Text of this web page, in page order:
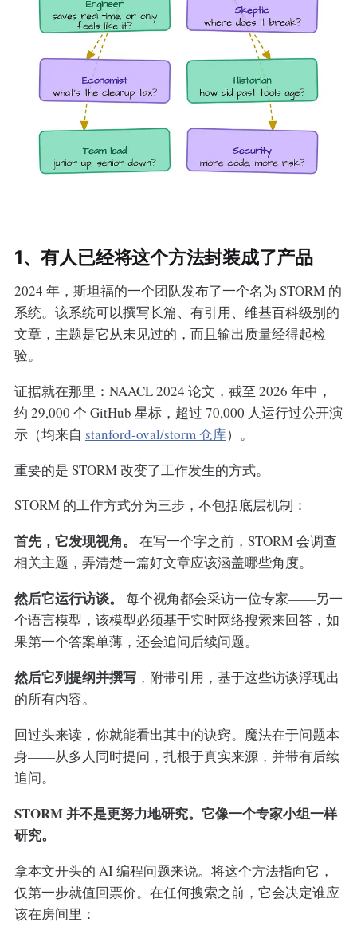
1、有人已经将这个方法封装成了产品
2024 年，斯坦福的一个团队发布了一个名为 STORM 的
系统。该系统可以撰写长篇、有引用、维基百科级别的
文章，主题是它从未见过的，而且输出质量经得起检
验。
证据就在那里：NAACL 2024 论文，截至 2026 年中，
约 29,000 个 GitHub 星标，超过 70,000 人运行过公开演
示（均来自 stanford-oval/storm 仓库）。
重要的是 STORM 改变了工作发生的方式。
STORM 的工作方式分为三步，不包括底层机制：
首先，它发现视角。
在写一个字之前，STORM 会调查
相关主题，弄清楚一篇好文章应该涵盖哪些角度。
然后它运行访谈。
每个视角都会采访一位专家——另一
个语言模型，该模型必须基于实时网络搜索来回答，如
果第一个答案单薄，还会追问后续问题。
然后它列提纲并撰写，附带引用，基于这些访谈浮现出
的所有内容。
回过头来读，你就能看出其中的诀窍。魔法在于问题本
身——从多人同时提问，扎根于真实来源，并带有后续
追问。
STORM 并不是更努力地研究。它像一个专家小组一样
研究。
拿本文开头的 AI 编程问题来说。将这个方法指向它，
仅第一步就值回票价。在任何搜索之前，它会决定谁应
该在房间里：